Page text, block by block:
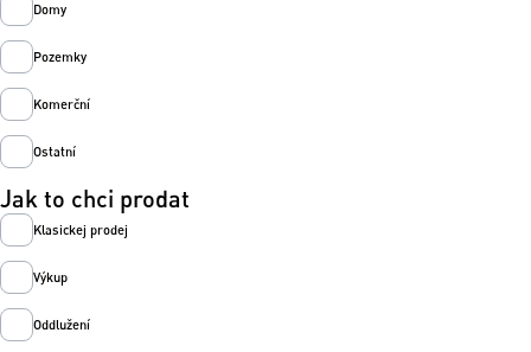
Domy
Pozemky
Komerční
Ostatní
Jak to chci prodat
Klasickej prodej
Výkup
Oddlužení